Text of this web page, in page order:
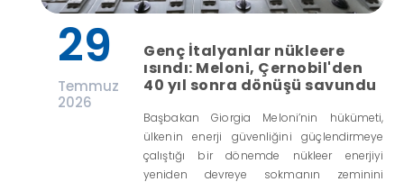
29
Temmuz
2026
Genç İtalyanlar nükleere
ısındı: Meloni, Çernobil'den
40 yıl sonra dönüşü savundu
Başbakan Giorgia Meloni’nin hükümeti,
ülkenin enerji güvenliğini güçlendirmeye
çalıştığı bir dönemde nükleer enerjiyi
yeniden devreye sokmanın zeminini